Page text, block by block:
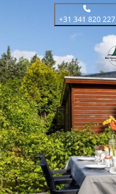
+31 341 820 227